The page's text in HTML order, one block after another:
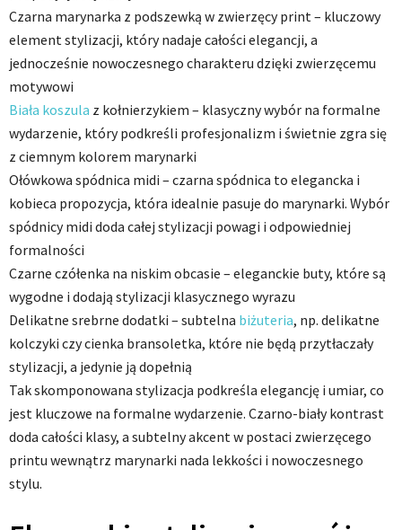
Czarna marynarka z podszewką w zwierzęcy print – kluczowy
element stylizacji, który nadaje całości elegancji, a
jednocześnie nowoczesnego charakteru dzięki zwierzęcemu
motywowi
Biała koszula z kołnierzykiem – klasyczny wybór na formalne
wydarzenie, który podkreśli profesjonalizm i świetnie zgra się
z ciemnym kolorem marynarki
Ołówkowa spódnica midi – czarna spódnica to elegancka i
kobieca propozycja, która idealnie pasuje do marynarki. Wybór
spódnicy midi doda całej stylizacji powagi i odpowiedniej
formalności
Czarne czółenka na niskim obcasie – eleganckie buty, które są
wygodne i dodają stylizacji klasycznego wyrazu
Delikatne srebrne dodatki – subtelna biżuteria, np. delikatne
kolczyki czy cienka bransoletka, które nie będą przytłaczały
stylizacji, a jedynie ją dopełnią
Tak skomponowana stylizacja podkreśla elegancję i umiar, co
jest kluczowe na formalne wydarzenie. Czarno-biały kontrast
doda całości klasy, a subtelny akcent w postaci zwierzęcego
printu wewnątrz marynarki nada lekkości i nowoczesnego
stylu.